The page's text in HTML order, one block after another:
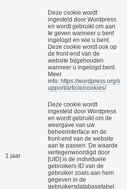
Deze cookie wordt
ingesteld door Wordpress
en wordt gebruikt om aan
te geven wanneer u bent
ingelogd en wie u bent.
Deze cookie wordt ook op
de front-end van de
website bijgehouden
wanneer u ingelogd bent.
Meer
info: https://wordpress.org/s
upport/article/cookies/
1 jaar
Deze cookie wordt
ingesteld door Wordpress
en wordt gebruikt om de
weergave van uw
beheerinterface en de
front-end van de website
aan te passen. De waarde
vertegenwoordigd door
[UID] is de individuele
gebruikers-ID van de
gebruiker zoals aan hem
gegeven in de
gebruikersdatabasetabel.